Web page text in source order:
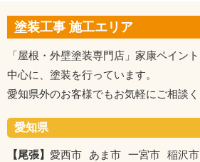
塗装工事 施工エリア
「屋根・外壁塗装専門店」家康ペイン
中心に、塗装を行っています。
愛知県外のお客様でもお気軽にご相談く
愛知県
【尾張】 愛西市 あま市 一宮市 稲沢市